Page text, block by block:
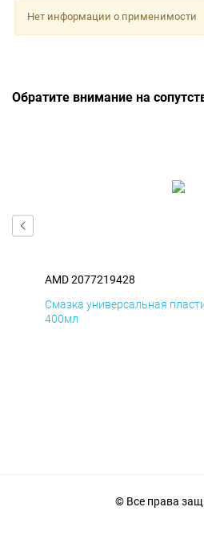
Нет информации о применимости
Обратите внимание на
AMD 2077219428
Смазка универсальная
400мл
© Все права